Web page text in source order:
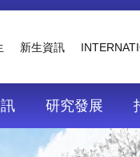
新生資訊
研究發展